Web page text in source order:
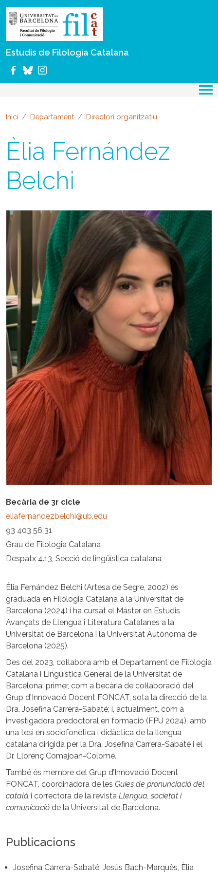
Estudis de Filologia Catalana
Inici Departament Directori organitzatiu
Èlia Fernández
Belchi
Becària de 3r cicle
eliafernandezbelchi@ub.edu
93 403 56 31
Grau de Filologia Catalana
Despatx 4.13, Secció de lingüística catalana
Èlia Fernández Belchi (Artesa de Segre, 2002) és
graduada en Filologia Catalana a la Universitat de
Barcelona (2024) i ha cursat el Màster en Estudis
Avançats de Llengua i Literatura Catalanes a la
Universitat de Barcelona i la Universitat Autònoma de
Barcelona (2025).
Des del 2023, col·labora amb el Departament de Filologia
Catalana i Lingüística General de la Universitat de
Barcelona: primer, com a becària de col·laboració del
Grup d'Innovació Docent FONCAT, sota la direcció de la
Dra. Josefina Carrera-Sabaté; i, actualment, com a
investigadora predoctoral en formació (FPU 2024), amb
una tesi en sociofonètica i didàctica de la llengua
catalana dirigida per la Dra. Josefina Carrera-Sabaté i el
Dr. Llorenç Comajoan-Colomé.
També és membre del Grup d’Innovació Docent
FONCAT, coordinadora de les Guies de pronunciació del
català i correctora de la revista Llengua, societat i
comunicació de la Universitat de Barcelona.
Publicacions
Josefina Carrera-Sabaté, Jesús Bach-Marquès, Èlia